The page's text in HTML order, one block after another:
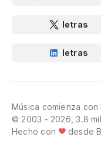
letras
letras
Música comienza con
© 2003 - 2026, 3.8
Hecho con
desde